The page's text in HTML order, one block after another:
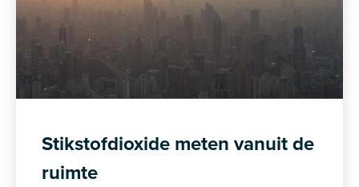
Stikstofdioxide meten vanuit de
ruimte